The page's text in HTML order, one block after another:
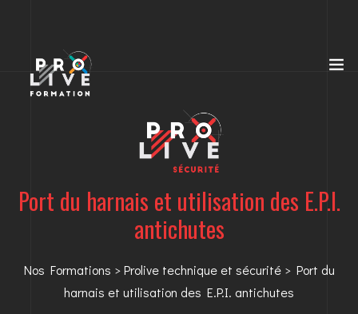
Port du harnais et utilisation des E.P.I.
antichutes
Nos Formations >Prolive technique et sécurité> Port du
harnais et utilisation des E.P.I. antichutes